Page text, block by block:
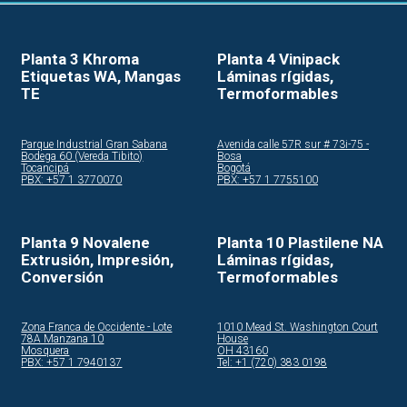
Planta 3 Khroma
Etiquetas WA, Mangas
TE
Parque Industrial Gran Sabana
Bodega 60 (Vereda Tibito)
Tocancipá
PBX: +57 1 3770070
Planta 4 Vinipack
Láminas rígidas,
Termoformables
Avenida calle 57R sur # 73i-75 -
Bosa
Bogotá
PBX: +57 1 7755100
Planta 9 Novalene
Extrusión, Impresión,
Conversión
Zona Franca de Occidente - Lote
78A Manzana 10
Mosquera
PBX: +57 1 7940137
Planta 10 Plastilene NA
Láminas rígidas,
Termoformables
1010 Mead St. Washington Court
House
OH 43160
Tel: +1 (720) 383 0198